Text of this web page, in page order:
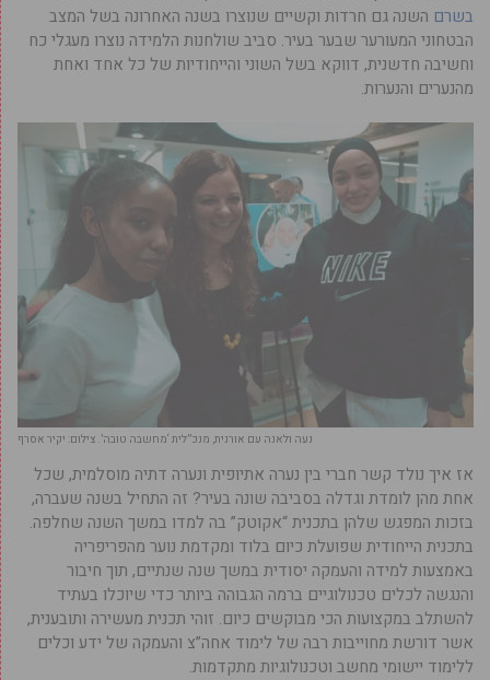
בשרם השנה גם חרדות וקשיים שנוצרו בשנה האחרונה בשל המצב
הבטחוני המעורער שבער בעיר. סביב שולחנות הלמידה נוצרו מעגלי כח
וחשיבה חדשנית, דווקא בשל השוני והייחודיות של כל אחד ואחת
מהנערים והנערות.
נעה ולאנה עם אורנית, מנכ”לית ‘מחשבה טובה’. צילום: יקיר אסרף
אז איך נולד קשר חברי בין נערה אתיופית ונערה דתיה מוסלמית, שכל
אחת מהן לומדת וגדלה בסביבה שונה בעיר? זה התחיל בשנה שעברה,
בזכות המפגש שלהן בתכנית “אקוטק” בה למדו במשך השנה שחלפה.
בתכנית הייחודית שפועלת כיום בלוד ומקדמת נוער מהפריפריה
באמצעות למידה והעמקה יסודית במשך שנה שנתיים, תוך חיבור
והנגשה לכלים טכנולוגיים ברמה הגבוהה ביותר כדי שיוכלו בעתיד
להשתלב במקצועות הכי מבוקשים כיום. זוהי תכנית מעשירה ותובענית,
אשר דורשת מחוייבות רבה של לימוד אחה”צ והעמקה של ידע וכלים
ללימוד יישומי מחשב וטכנולוגיות מתקדמות.